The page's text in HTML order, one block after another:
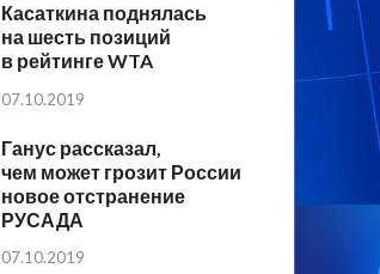
Касаткина поднялась
на шесть позиций
в рейтинге WTA
07.10.2019
Ганус рассказал,
чем может грозит России
новое отстранение
РУСАДА
07.10.2019